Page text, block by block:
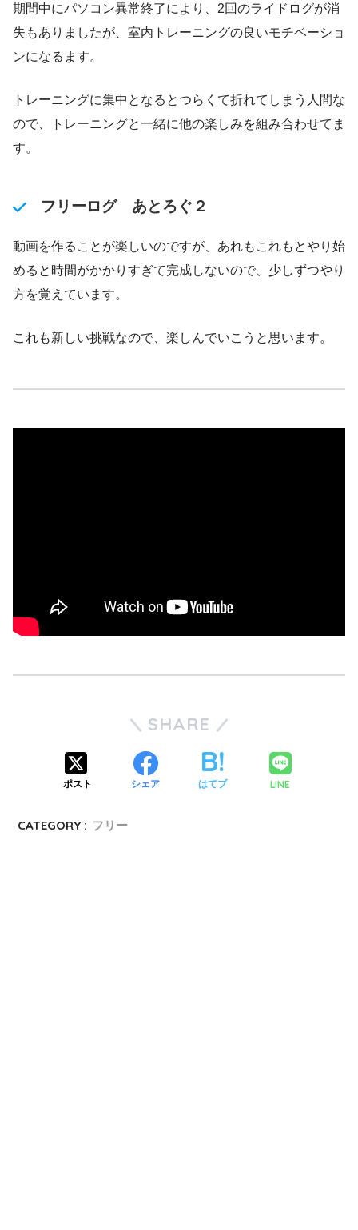
期間中にパソコン異常終了により、2回のライドログが消
失もありましたが、室内トレーニングの良いモチベーショ
ンになるます。
トレーニングに集中となるとつらくて折れてしまう人間な
ので、トレーニングと一緒に他の楽しみを組み合わせてま
す。
フリーログ あとろぐ２
動画を作ることが楽しいのですが、あれもこれもとやり始
めると時間がかかりすぎて完成しないので、少しずつやり
方を覚えています。
これも新しい挑戦なので、楽しんでいこうと思います。
SHARE
ポスト シェア はてブ LINE
CATEGORY : フリー